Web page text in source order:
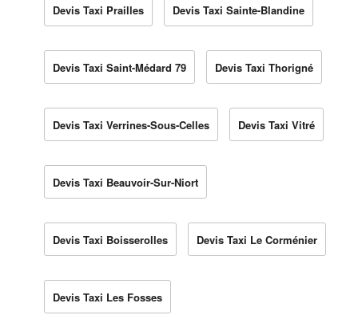
Devis Taxi Prailles Devis Taxi Sainte-Blandine
Devis Taxi Saint-Médard 79 Devis Taxi Thorigné
Devis Taxi Verrines-Sous-Celles Devis Taxi Vitré
Devis Taxi Beauvoir-Sur-Niort
Devis Taxi Boisserolles Devis Taxi Le Corménier
Devis Taxi Les Fosses